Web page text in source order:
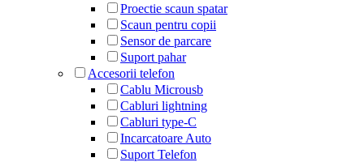
Proectie scaun spatar
Scaun pentru copii
Sensor de parcare
Suport pahar
Accesorii telefon
Cablu Microusb
Cabluri lightning
Cabluri type-C
Incarcatoare Auto
Suport Telefon